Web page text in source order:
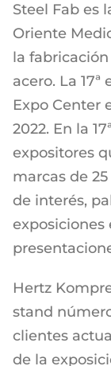
Steel Fab es
Oriente
la
acero. La
Expo Center
2022. En la
expositores
marcas de
de interés,
exposiciones
Hertz
stand
clientes
de la